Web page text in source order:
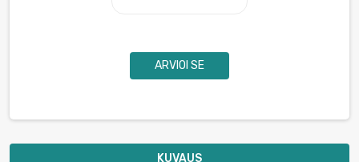
ARVIOI SE
KUVAUS